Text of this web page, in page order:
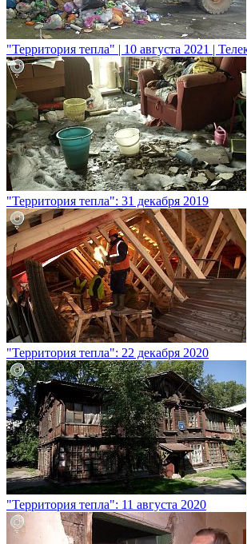
"Территория тепла" | 10 августа 2021 |
"Территория тепла": 31 декабря 2019
"Территория тепла": 22 декабря 2020
"Территория тепла": 11 августа 2020